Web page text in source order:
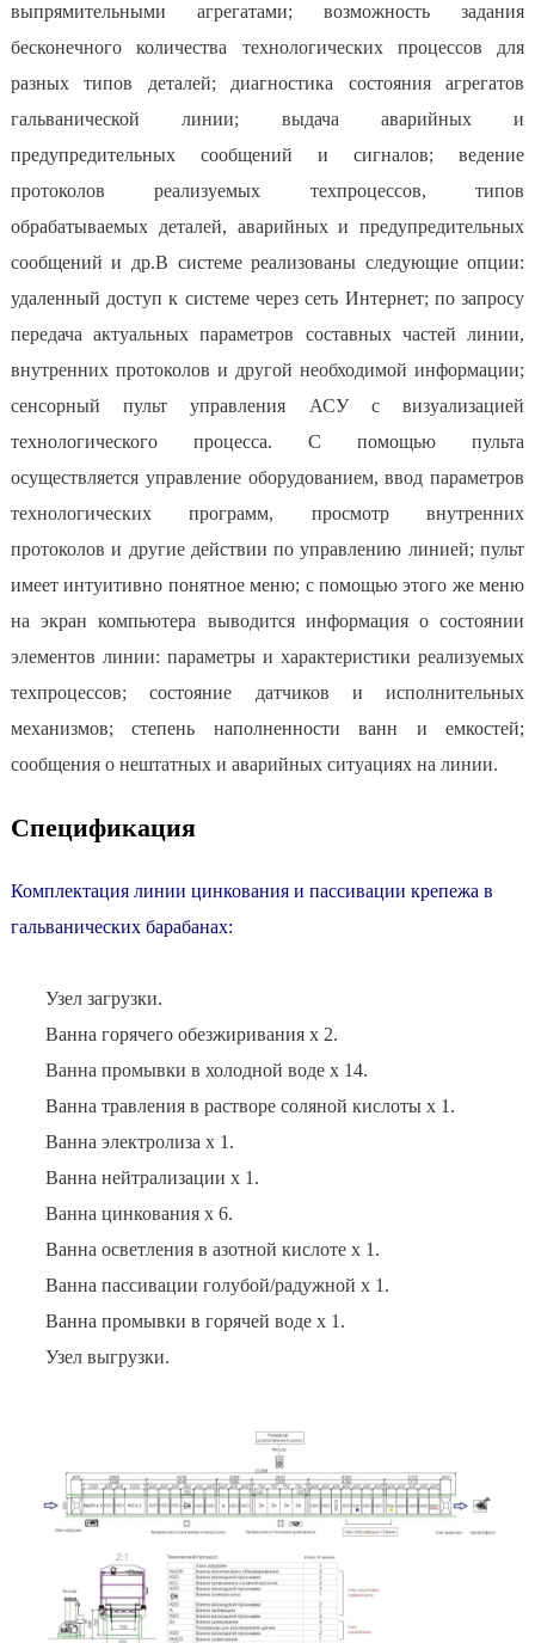
выпрямительными агрегатами; возможность задания
бесконечного количества технологических процессов для
разных типов деталей; диагностика состояния агрегатов
гальванической линии; выдача аварийных и
предупредительных сообщений и сигналов; ведение
протоколов реализуемых техпроцессов, типов
обрабатываемых деталей, аварийных и предупредительных
сообщений и др.В системе реализованы следующие опции:
удаленный доступ к системе через сеть Интернет; по запросу
передача актуальных параметров составных частей линии,
внутренних протоколов и другой необходимой информации;
сенсорный пульт управления АСУ с визуализацией
технологического процесса. С помощью пульта
осуществляется управление оборудованием, ввод параметров
технологических программ, просмотр внутренних
протоколов и другие действии по управлению линией; пульт
имеет интуитивно понятное меню; с помощью этого же меню
на экран компьютера выводится информация о состоянии
элементов линии: параметры и характеристики реализуемых
техпроцессов; состояние датчиков и исполнительных
механизмов; степень наполненности ванн и емкостей;
сообщения о нештатных и аварийных ситуациях на линии.
Спецификация
Комплектация линии цинкования и пассивации крепежа в
гальванических барабанах:
Узел загрузки.
Ванна горячего обезжиривания х 2.
Ванна промывки в холодной воде х 14.
Ванна травления в растворе соляной кислоты х 1.
Ванна электролиза х 1.
Ванна нейтрализации х 1.
Ванна цинкования х 6.
Ванна осветления в азотной кислоте х 1.
Ванна пассивации голубой/радужной х 1.
Ванна промывки в горячей воде х 1.
Узел выгрузки.